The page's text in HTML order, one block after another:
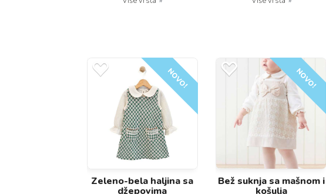
NOVO!
Zeleno-bela haljina sa
džepovima
NOVO!
Bež suknja sa mašnom i
košulja